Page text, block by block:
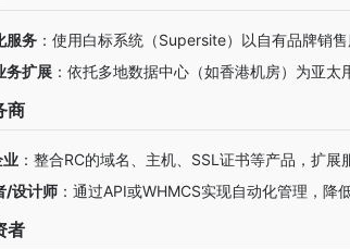
服务 ：使用白标系统（Supersite）以自有品牌销售
务扩展 ：依托多地数据中心（如香港机房）为亚太
商
业 ：整合RC的域名、主机、SSL证书等产品，扩展
/设计师 ：通过API或WHMCS实现自动化管理，降
者